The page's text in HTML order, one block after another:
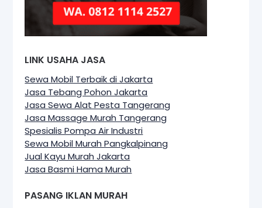
LINK USAHA JASA
Sewa Mobil Terbaik di Jakarta
Jasa Tebang Pohon Jakarta
Jasa Sewa Alat Pesta Tangerang
Jasa Massage Murah Tangerang
Spesialis Pompa Air Industri
Sewa Mobil Murah Pangkalpinang
Jual Kayu Murah Jakarta
Jasa Basmi Hama Murah
PASANG IKLAN MURAH